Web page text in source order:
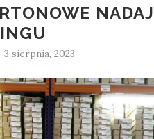
3 sierpnia, 2023